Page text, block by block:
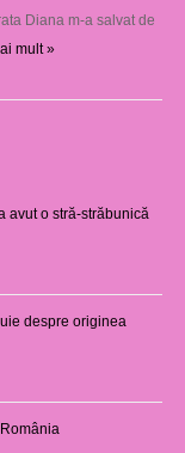
Diana m-a salvat de
mult »
avut o stră-străbunică
despre originea